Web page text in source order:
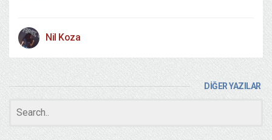
Nil Koza
DİĞER YAZILAR